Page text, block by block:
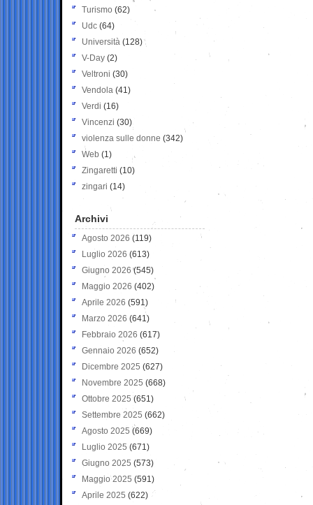
Turismo (62)
Udc (64)
Università (128)
V-Day (2)
Veltroni (30)
Vendola (41)
Verdi (16)
Vincenzi (30)
violenza sulle donne (342)
Web (1)
Zingaretti (10)
zingari (14)
Archivi
Agosto 2026 (119)
Luglio 2026 (613)
Giugno 2026 (545)
Maggio 2026 (402)
Aprile 2026 (591)
Marzo 2026 (641)
Febbraio 2026 (617)
Gennaio 2026 (652)
Dicembre 2025 (627)
Novembre 2025 (668)
Ottobre 2025 (651)
Settembre 2025 (662)
Agosto 2025 (669)
Luglio 2025 (671)
Giugno 2025 (573)
Maggio 2025 (591)
Aprile 2025 (622)